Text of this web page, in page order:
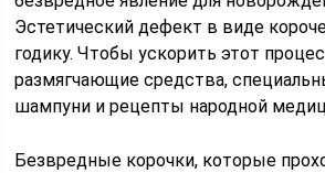
Эстетический дефект в виде
годику. Чтобы ускорить этот
размягчающие средства,
шампуни и рецепты народной
Безвредные корочки, которые